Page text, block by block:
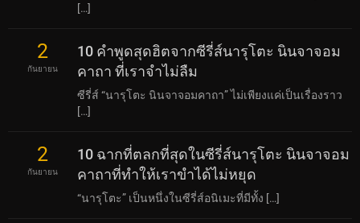
[…]
2
กันยายน
10 คำพูดสุดฮิตจากซีรี่ส์นารุโตะ นินจาจอม
คาถา ที่เราจำไม่ลืม
ซีรี่ส์ “นารุโตะ นินจาจอมคาถา” ไม่เพียงแค่เป็นเรื่องราว
[…]
2
กันยายน
10 ฉากที่ตลกที่สุดในซีรี่ส์นารุโตะ นินจาจอม
คาถาที่ทำให้เราขำได้ไม่หยุด
“นารุโตะ” เป็นหนึ่งในซีรี่ส์อนิเมะที่มีทั้ง […]